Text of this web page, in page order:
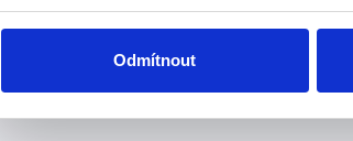
Odmítnout